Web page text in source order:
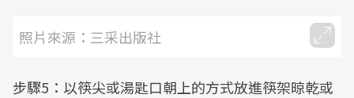
照片來源：三采出版社
步驟5：以筷尖或湯匙口朝上的方式放進筷架晾乾或